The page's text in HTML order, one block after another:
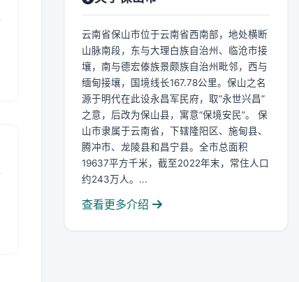
云南省保山市位于云南省西南部，地处横断
山脉南段，东与大理白族自治州、临沧市接
壤，南与德宏傣族景颇族自治州毗邻，西与
缅甸接壤，国境线长167.78公里。保山之名
源于明代在此设永昌军民府，取“永世兴昌”
之意，后改为保山县，寓意“保境安民”。 保
山市隶属于云南省，下辖隆阳区、施甸县、
腾冲市、龙陵县和昌宁县。全市总面积
19637平方千米，截至2022年末，常住人口
约243万人。...
查看更多介绍